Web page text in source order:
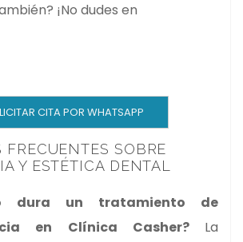
¡No dudes en
CITA POR WHATSAPP
FRECUENTES SOBRE
Y ESTÉTICA DENTAL
dura un tratamiento de
en Clínica Casher? La